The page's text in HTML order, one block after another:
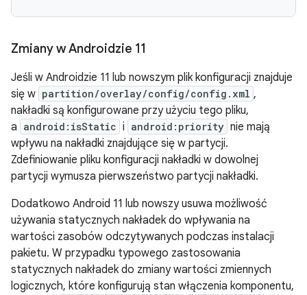
Zmiany w Androidzie 11
Jeśli w Androidzie 11 lub nowszym plik konfiguracji znajduje
się w partition/overlay/config/config.xml ,
nakładki są konfigurowane przy użyciu tego pliku,
a android:isStatic i android:priority nie mają
wpływu na nakładki znajdujące się w partycji.
Zdefiniowanie pliku konfiguracji nakładki w dowolnej
partycji wymusza pierwszeństwo partycji nakładki.
Dodatkowo Android 11 lub nowszy usuwa możliwość
używania statycznych nakładek do wpływania na
wartości zasobów odczytywanych podczas instalacji
pakietu. W przypadku typowego zastosowania
statycznych nakładek do zmiany wartości zmiennych
logicznych, które konfigurują stan włączenia komponentu,